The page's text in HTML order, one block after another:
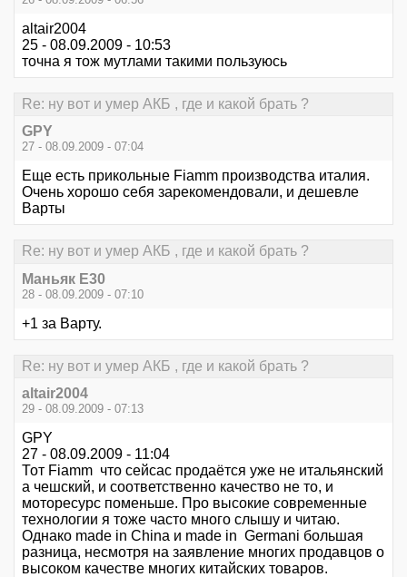
altair2004
25 - 08.09.2009 - 10:53
точна я тож мутлами такими пользуюсь
Re: ну вот и умер АКБ , где и какой брать ?
GPY
27 - 08.09.2009 - 07:04
Еще есть прикольные Fiamm производства италия.
Очень хорошо себя зарекомендовали, и дешевле
Варты
Re: ну вот и умер АКБ , где и какой брать ?
Маньяк E30
28 - 08.09.2009 - 07:10
+1 за Варту.
Re: ну вот и умер АКБ , где и какой брать ?
altair2004
29 - 08.09.2009 - 07:13
GPY
27 - 08.09.2009 - 11:04
Тот Fiamm что сейсас продаётся уже не итальянский
а чешский, и соответственно качество не то, и
моторесурс поменьше. Про высокие современные
технологии я тоже часто много слышу и читаю.
Однако made in China и made in Germani большая
разница, несмотря на заявление многих продавцов о
высоком качестве многих китайских товаров.